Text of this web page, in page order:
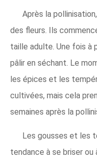
Après la
des fleurs. Ils
taille adulte. Une fois à
pâlir en séchant. Le
les épices et les
cultivées, mais cela
semaines après la
Les gousses et les
tendance à se briser